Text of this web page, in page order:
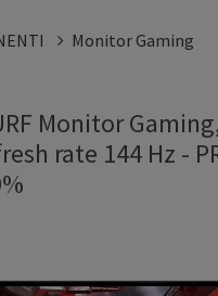
Monitor Gaming
Monitor
rate 144 Hz -